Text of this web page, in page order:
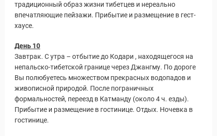
традиционный образ жизни тибетцев и нереально
впечатляющие пейзажи. Прибытие и размещение в гест-
хаусе.
День 10
Завтрак. С утра – отбытие до Кодари , находящегося на
непальско-тибетской границе через Джангму. По дороге
Вы полюбуетесь множеством прекрасных водопадов и
живописной природой. После пограничных
формальностей, переезд в Катманду (около 4 ч. езды).
Прибытие и размещение в гостинице. Отдых. Ночевка в
гостинице.